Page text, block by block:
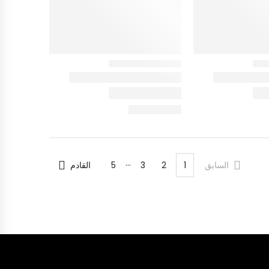
السابق 1
2
3
…
5 القادم